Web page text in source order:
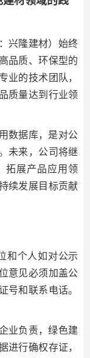
兴隆建材）始终
品质、环保型的
业的技术团队，
质量达到行业领
数据库，是对公
未来，公司将继
拓展产品应用领
续发展目标贡献
和个人如对公示
意见必须加盖公
号和联系电话。
业负责，绿色建
进行确权存证，